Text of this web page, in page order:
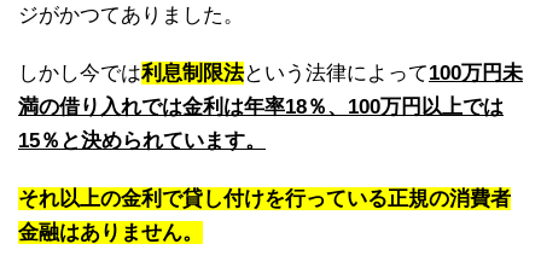
ジがかつてありました。
しかし今では利息制限法という法律によって100万円未
満の借り入れでは金利は年率18％、100万円以上では
15％と決められています。
それ以上の金利で貸し付けを行っている正規の消費者
金融はありません。